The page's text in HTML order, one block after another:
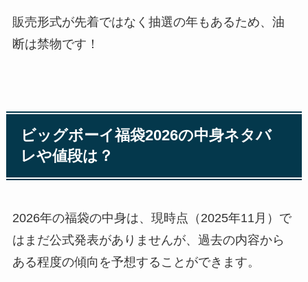
販売形式が先着ではなく抽選の年もあるため、油
断は禁物です！
ビッグボーイ福袋2026の中身ネタバ
レや値段は？
2026年の福袋の中身は、現時点（2025年11月）で
はまだ公式発表がありませんが、過去の内容から
ある程度の傾向を予想することができます。